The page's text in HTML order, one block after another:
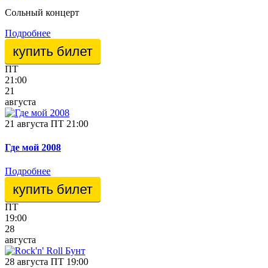
Сольный концерт
Подробнее
купить билет
ПТ
21:00
21
августа
21 августа ПТ 21:00
Где мой 2008
Подробнее
купить билет
ПТ
19:00
28
августа
28 августа ПТ 19:00